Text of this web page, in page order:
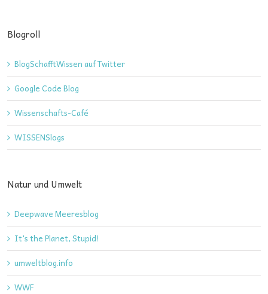
Blogroll
BlogSchafftWissen auf Twitter
Google Code Blog
Wissenschafts-Café
WISSENSlogs
Natur und Umwelt
Deepwave Meeresblog
It's the Planet, Stupid!
umweltblog.info
WWF